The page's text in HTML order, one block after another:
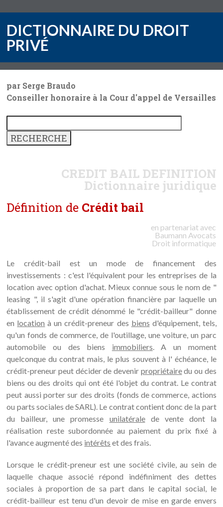
DICTIONNAIRE DU DROIT
PRIVÉ
par Serge Braudo
Conseiller honoraire à la Cour d'appel de Versailles
CREDIT BAILDEFINITION
Dictionnaire juridique
Définition de Crédit bail
en partenariat avec
Baumann Avocats
Droit informatique
Le crédit-bail est un mode de financement des
investissements : c'est l'équivalent pour les entreprises de la
location avec option d'achat. Mieux connue sous le nom de "
leasing ", il s'agit d'une opération financière par laquelle un
établissement de crédit dénommé le "crédit-bailleur" donne
en location à un crédit-preneur des biens d'équipement, tels,
qu'un fonds de commerce, de l'outillage, une voiture, un parc
automobile ou des biens immobiliers. A un moment
quelconque du contrat mais, le plus souvent à l' échéance, le
crédit-preneur peut décider de devenir propriétairedu ou des
biens ou des droits qui ont été l'objet du contrat. Le contrat
peut aussi porter sur des droits (fonds de commerce, actions
ou parts sociales de SARL). Le contrat contient donc de la part
du bailleur, une promesse unilatéralede vente dont la
réalisation reste subordonnée au paiement du prix fixé à
l'avance augmenté des intérêts et des frais.
Lorsque le crédit-preneur est une société civile, au sein de
laquelle chaque associé répond indéfiniment des dettes
sociales à proportion de sa part dans le capital social, le
crédit-bailleur est tenu d'un devoir de mise en garde envers